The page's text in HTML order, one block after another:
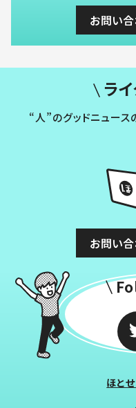
お問い
ラ
“人”のグッドニュース
お問い
ほと